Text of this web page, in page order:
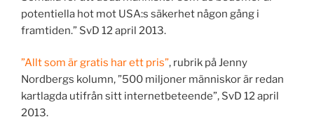
potentiella hot mot USA:s säkerhet någon gång i
framtiden.” SvD 12 april 2013.
”Allt som är gratis har ett pris”, rubrik på Jenny
Nordbergs kolumn, ”500 miljoner människor är redan
kartlagda utifrån sitt internetbeteende”, SvD 12 april
2013.